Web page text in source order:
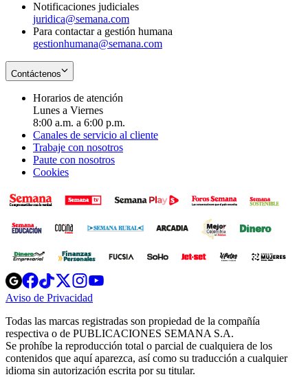
Notificaciones judiciales
juridica@semana.com
Para contactar a gestión humana
gestionhumana@semana.com
Contáctenos
Horarios de atención
Lunes a Viernes
8:00 a.m. a 6:00 p.m.
Canales de servicio al cliente
Trabaje con nosotros
Paute con nosotros
Cookies
Opens
in
new
Opens
in
new
Opens
in
new
window
Opens
new
windowwindow
Aviso de Privacidad
new
window
Todas las marcas registradas son propiedad de la compañía
respectiva o de PUBLICACIONES SEMANA S.A.
Se prohíbe la reproducción total o parcial de cualquiera de los
contenidos que aquí aparezca, así como su traducción a cualquier
idioma sin autorización escrita por su titular.